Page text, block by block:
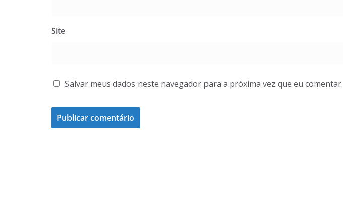
Site
Salvar meus dados neste navegador para a próxima vez que eu comentar.